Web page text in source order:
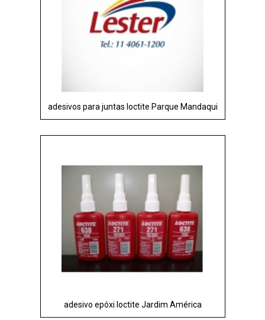
adesivos para juntas loctite Parque Mandaqui
adesivo epóxi loctite Jardim América